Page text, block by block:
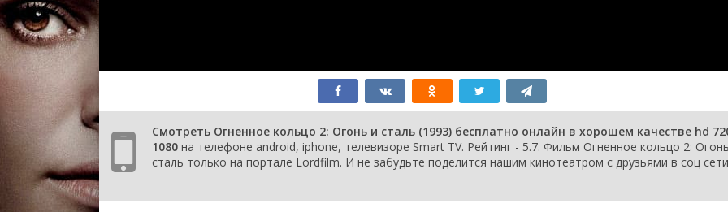
Смотреть Огненное кольцо 2: Огонь и сталь (1993) бесплатно онлайн в хорошем качестве hd
1080 на телефоне android, iphone, телевизоре Smart TV. Рейтинг - 5.7. Фильм Огненное кольцо 2:
сталь только на портале Lordfilm. И не забудьте поделится нашим кинотеатром с друзьями в соц